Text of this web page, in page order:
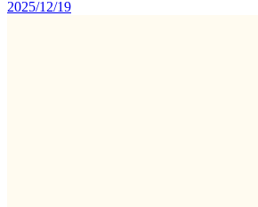
2025/12/19